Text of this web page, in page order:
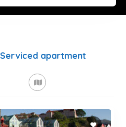
Serviced apartment